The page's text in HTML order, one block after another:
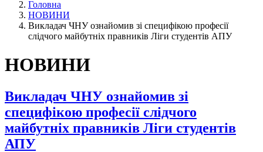
Головна
НОВИНИ
Викладач ЧНУ ознайомив зі специфікою професії
слідчого майбутніх правників Ліги студентів АПУ
НОВИНИ
Викладач ЧНУ ознайомив зі
специфікою професії слідчого
майбутніх правників Ліги студентів
АПУ